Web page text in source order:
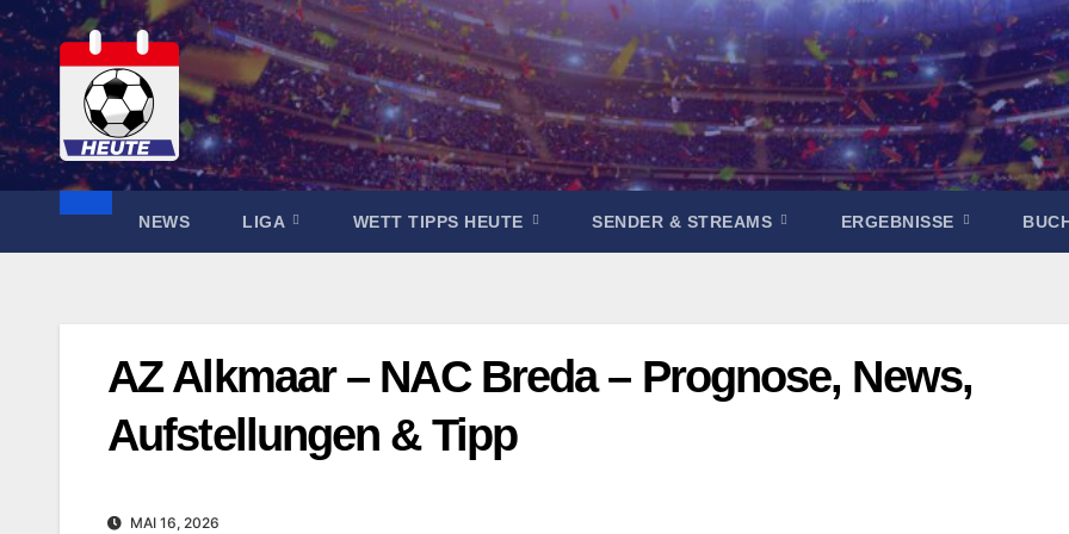
Zum
Inhalt
springen
NEWS LIGA WETT TIPPS HEUTE SENDER & STREAMS ERGEBNISSE
AZ Alkmaar – NAC Breda – Prognose, News,
Aufstellungen & Tipp
MAI 16, 2026